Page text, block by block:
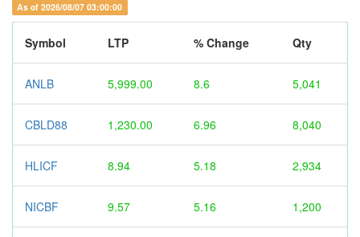
As of 2026/08/07 03:00:00
Symbol LTP % Change Qty
ANLB 5,999.00 8.6 5,041
CBLD88 1,230.00 6.96 8,040
HLICF 8.94 5.18 2,934
NICBF 9.57 5.16 1,200